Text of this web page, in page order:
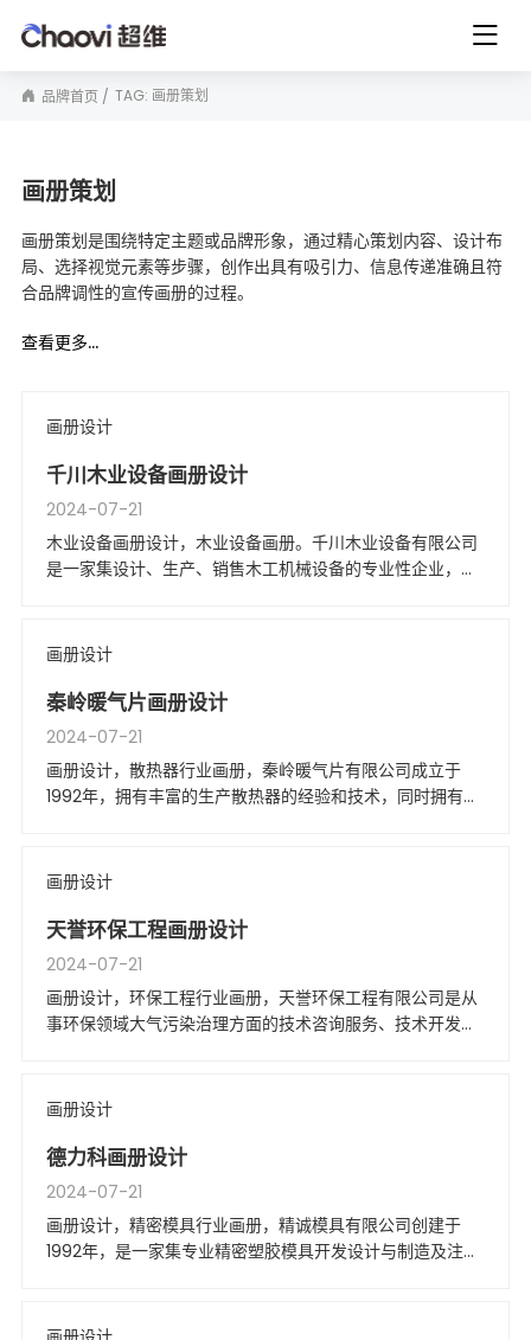
品牌首页 TAG: 画册策划
画册策划
画册策划是围绕特定主题或品牌形象，通过精心策划内容、设计布
局、选择视觉元素等步骤，创作出具有吸引力、信息传递准确且符
合品牌调性的宣传画册的过程。
查看更多...
画册设计
千川木业设备画册设计
2024-07-21
木业设备画册设计，木业设备画册。千川木业设备有限公司
是一家集设计、生产、销售木工机械设备的专业性企业，拥
画册设计
秦岭暖气片画册设计
2024-07-21
画册设计，散热器行业画册，秦岭暖气片有限公司成立于
1992年，拥有丰富的生产散热器的经验和技术，同时拥有国
画册设计
天誉环保工程画册设计
2024-07-21
画册设计，环保工程行业画册，天誉环保工程有限公司是从
事环保领域大气污染治理方面的技术咨询服务、技术开发、
画册设计
德力科画册设计
2024-07-21
画册设计，精密模具行业画册，精诚模具有限公司创建于
1992年，是一家集专业精密塑胶模具开发设计与制造及注塑